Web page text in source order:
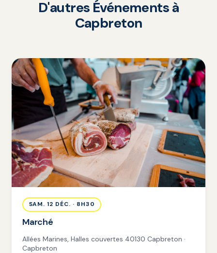
D'autres Événements à
Capbreton
SAM. 12 DÉC. · 8H30
Marché
Allées Marines, Halles couvertes 40130 Capbreton ·
Capbreton